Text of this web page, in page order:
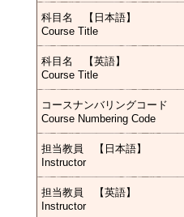
科目名 【日本語】
Course Title
科目名 【英語】
Course Title
コースナンバリングコード
Course Numbering Code
担当教員 【日本語】
Instructor
担当教員 【英語】
Instructor